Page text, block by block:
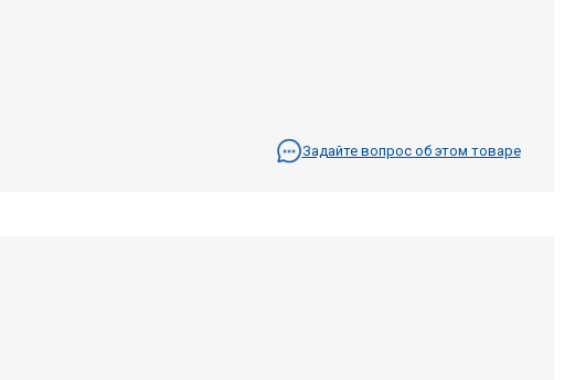
Задайте вопрос об этом товаре